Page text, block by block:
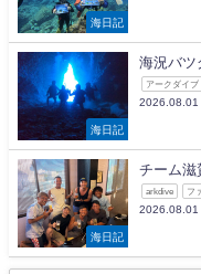
海日記
海日記
海況バツ
アークダイブ
2026.08.01
海日記
チーム滋
arkdive フ
2026.08.01